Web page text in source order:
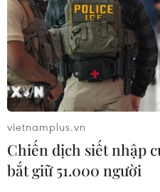
TIN CÙNG CHUYÊN
Cứu sống trẻ sinh cực non
vietnamplus.vn
Chiến dịch siết nhập
bắt giữ 51.000 người